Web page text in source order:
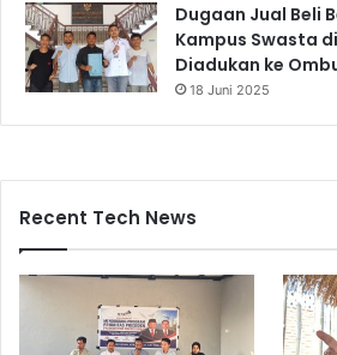
Dugaan Jual Beli
Kampus Swasta
Diadukan ke
18 Juni 2025
Recent Tech News